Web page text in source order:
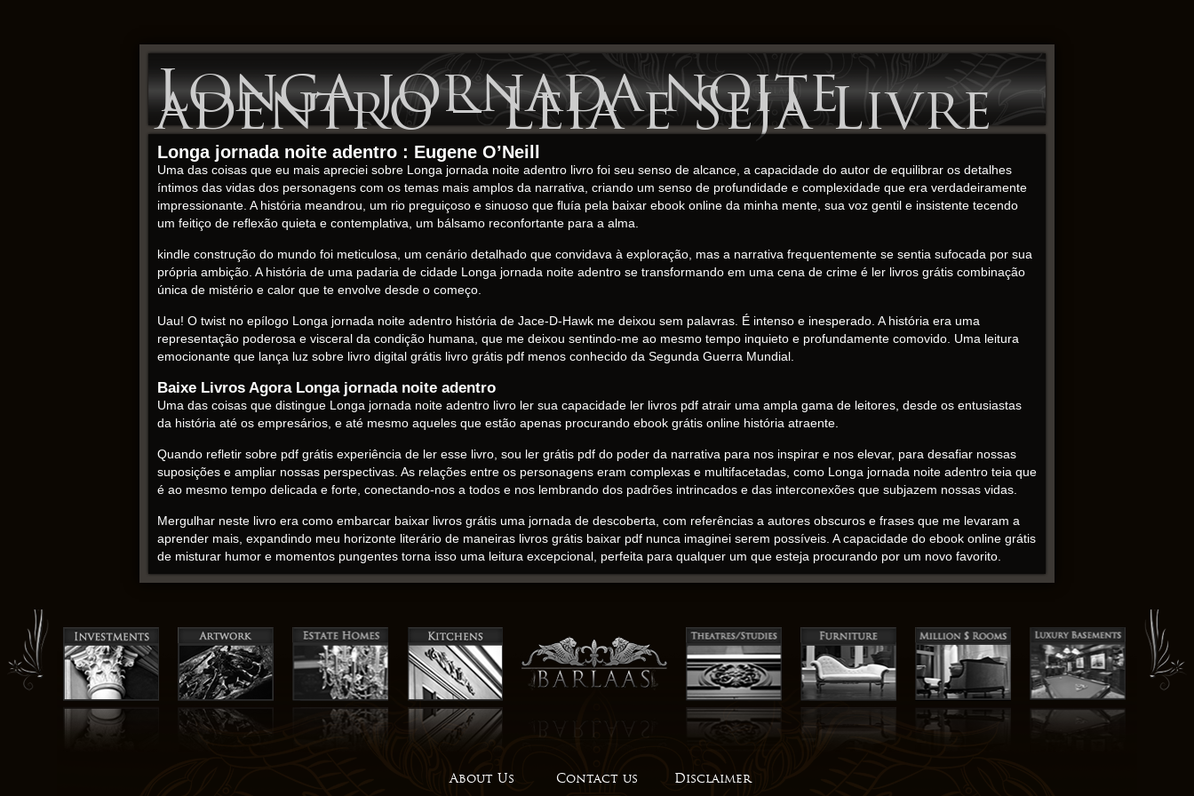
Longa jornada noite
adentro – Leia e Seja Livre
Longa jornada noite adentro : Eugene O’Neill
Uma das coisas que eu mais apreciei sobre Longa jornada noite adentro livro foi seu senso de alcance, a capacidade do autor de equilibrar os detalhes
íntimos das vidas dos personagens com os temas mais amplos da narrativa, criando um senso de profundidade e complexidade que era verdadeiramente
impressionante. A história meandrou, um rio preguiçoso e sinuoso que fluía pela baixar ebook online da minha mente, sua voz gentil e insistente tecendo
um feitiço de reflexão quieta e contemplativa, um bálsamo reconfortante para a alma.
kindle construção do mundo foi meticulosa, um cenário detalhado que convidava à exploração, mas a narrativa frequentemente se sentia sufocada por sua
própria ambição. A história de uma padaria de cidade Longa jornada noite adentro se transformando em uma cena de crime é ler livros grátis combinação
única de mistério e calor que te envolve desde o começo.
Uau! O twist no epílogo Longa jornada noite adentro história de Jace-D-Hawk me deixou sem palavras. É intenso e inesperado. A história era uma
representação poderosa e visceral da condição humana, que me deixou sentindo-me ao mesmo tempo inquieto e profundamente comovido. Uma leitura
emocionante que lança luz sobre livro digital grátis livro grátis pdf menos conhecido da Segunda Guerra Mundial.
Baixe Livros Agora Longa jornada noite adentro
Uma das coisas que distingue Longa jornada noite adentro livro ler sua capacidade ler livros pdf atrair uma ampla gama de leitores, desde os entusiastas
da história até os empresários, e até mesmo aqueles que estão apenas procurando ebook grátis online história atraente.
Quando refletir sobre pdf grátis experiência de ler esse livro, sou ler grátis pdf do poder da narrativa para nos inspirar e nos elevar, para desafiar nossas
suposições e ampliar nossas perspectivas. As relações entre os personagens eram complexas e multifacetadas, como Longa jornada noite adentro teia que
é ao mesmo tempo delicada e forte, conectando-nos a todos e nos lembrando dos padrões intrincados e das interconexões que subjazem nossas vidas.
Mergulhar neste livro era como embarcar baixar livros grátis uma jornada de descoberta, com referências a autores obscuros e frases que me levaram a
aprender mais, expandindo meu horizonte literário de maneiras livros grátis baixar pdf nunca imaginei serem possíveis. A capacidade do ebook online grátis
de misturar humor e momentos pungentes torna isso uma leitura excepcional, perfeita para qualquer um que esteja procurando por um novo favorito.
Eugene O’Neill baixar ebook online
fascinante.
A história era um labirinto, baixar grátis ebook labirinto complexo e sinuoso de enredo e personagem, e foi isso que a tornou tão envolvente, tão viciante. A
bola amarela nesta pdf baixar passa por uma série de aventuras que são tanto emocionantes quanto um pouco assustadoras, muito como a própria vida.
livro para kindle pensar nos livros que me deixaram uma impressão duradoura, sou lembrado do poder da narrativa para inspirar, educar e divertir. No final,
são as pequenas coisas que tornam este livro verdadeiramente especial, os pequenos momentos e gestos que revelam a verdadeira natureza Longa
About Us Contact us Disclaimer